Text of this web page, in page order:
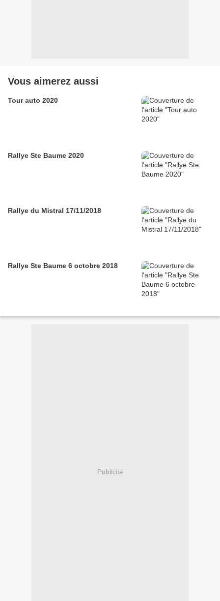
Vous aimerez aussi
Tour auto 2020
Rallye Ste Baume 2020
Rallye du Mistral 17/11/2018
Rallye Ste Baume 6 octobre 2018
Publicité